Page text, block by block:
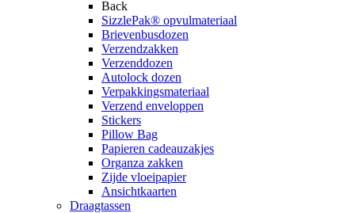
Back
SizzlePak® opvulmateriaal
Brievenbusdozen
Verzendzakken
Verzenddozen
Autolock dozen
Verpakkingsmateriaal
Verzend enveloppen
Stickers
Pillow Bag
Papieren cadeauzakjes
Organza zakken
Zijde vloeipapier
Ansichtkaarten
Draagtassen